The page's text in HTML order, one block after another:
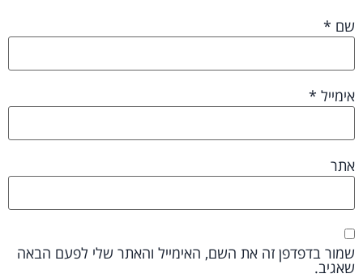
שם *
אימייל *
אתר
שמור בדפדפן זה את השם, האימייל והאתר שלי לפעם הבאה
שאגיב.